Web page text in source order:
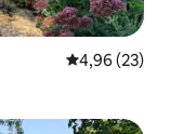
Note
4,96 (23)